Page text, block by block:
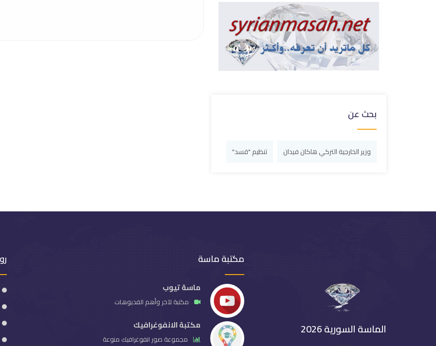
بحث عن
وزير الخارجية التركي هاكان فيدان تنظيم "قسد"
الماسة السورية 2026
مكتبة ماسة
ماسة تيوب
مكتبة لآخر وأهم الفديوهات
مكتبة الانفوغرافيك
مجموعة صور انفوغرافيك منوعة